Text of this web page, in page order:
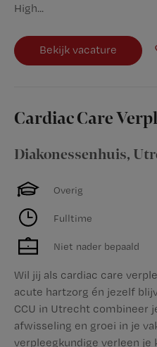
High...
Bekijk vacature
Cardiac Care
Diakonessenhuis,
Overig
Fulltime
Niet nader bepaald
Wil jij als cardiac care
acute hartzorg én jezelf
CCU in Utrecht combineer
afwisseling en groei in je
verpleegkundige verleen